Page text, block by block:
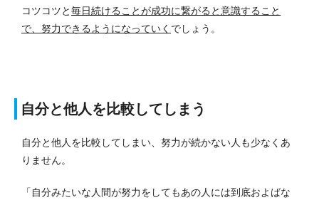
コツコツと毎日続けることが成功に繋がると意識すること
で、努力できるようになっていく でしょう。
自分と他人を比較してしまう
自分と他人を比較してしまい、努力が続かない人も少なくあ
りません。
「自分みたいな人間が努力をしてもあの人には到底およばな